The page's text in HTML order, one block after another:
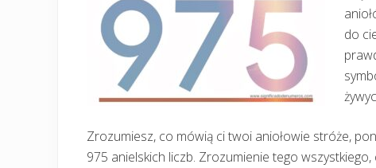
do
Zrozumiesz, co mówią ci twoi aniołowie stróże,
975 anielskich liczb. Zrozumienie tego